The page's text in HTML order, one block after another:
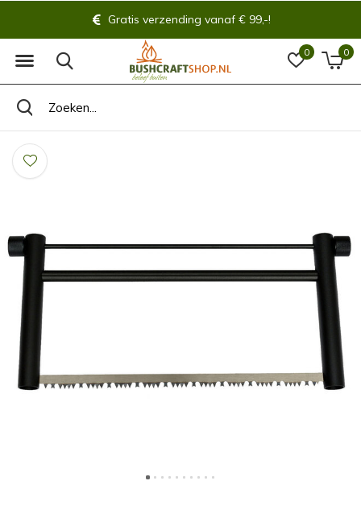
0 0
Gratis verzending vanaf € 99,-!